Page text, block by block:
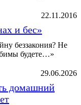
22.11.2016
и бес»
беззакония? Не
будете…»
29.06.2026
домашний